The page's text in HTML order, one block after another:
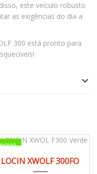
este veículo robusto
as exigências do dia a
300 está pronto para
NOVO
1 km
LOCIN XWOLF 300FO